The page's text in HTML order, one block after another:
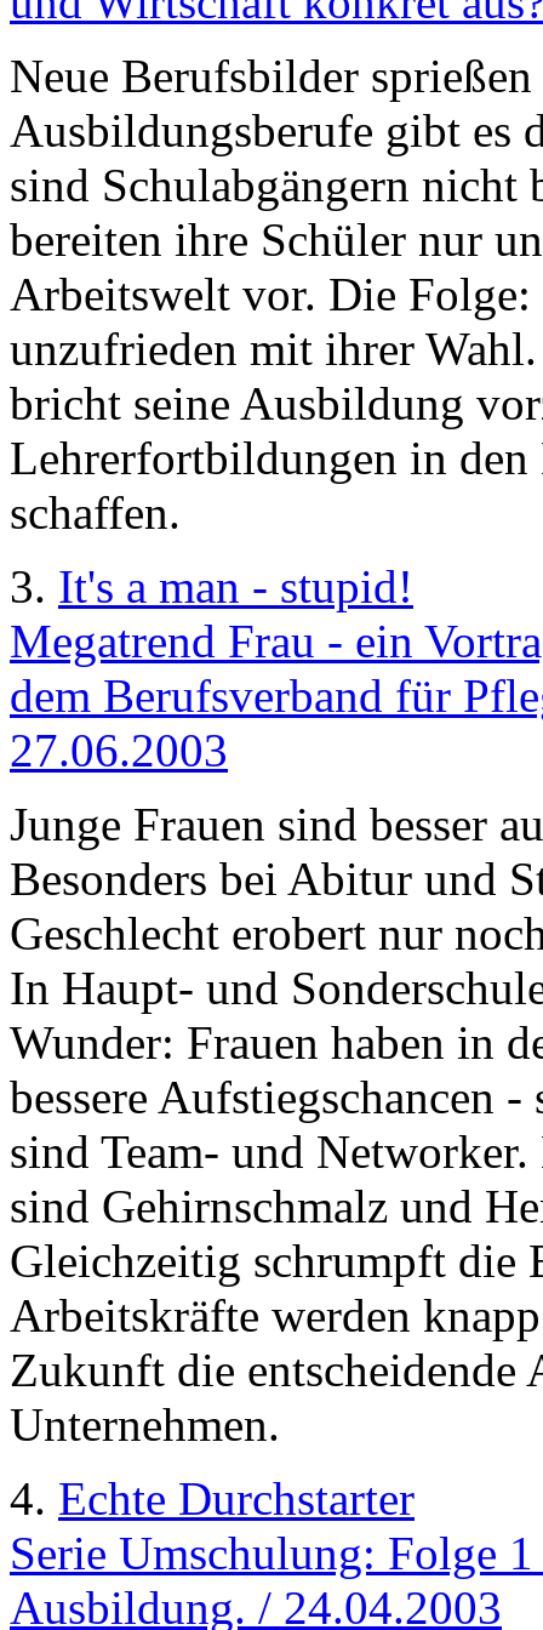
Neue Berufsbilder
Ausbildungsberufe gibt es
sind Schulabgängern nicht
bereiten ihre Schüler nur
Arbeitswelt vor. Die
unzufrieden mit ihrer
bricht seine Ausbildung
Lehrerfortbildungen in
schaffen.
3. It's a man - stupid!
Megatrend Frau - ein
dem Berufsverband für
27.06.2003
Junge Frauen sind besser
Besonders bei Abitur und
Geschlecht erobert nur
In Haupt- und
Wunder: Frauen haben in
bessere Aufstiegschancen
sind Team- und
sind Gehirnschmalz und
Gleichzeitig schrumpft die
Arbeitskräfte werden
Zukunft die entscheidende
Unternehmen.
4. Echte Durchstarter
Serie Umschulung: Folge
Ausbildung. / 24.04.2003